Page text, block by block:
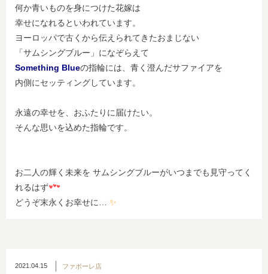
何か青いものを身につけた花嫁は
幸せになれるといわれています。
ヨーロッパで古くから伝えられてきたおまじない
「サムシングブルー」になぞらえて
Something Blueの指輪には、青く澄んだサファイアを
内側にセッティングしています。
永遠の幸せを、おふたりに届けたい。
そんな思いを込めた指輪です。
お二人の輝く未来を サムシングブルーがいつまでも見守ってく
れるはず
どうぞ末永くお幸せに… ✨
2021.04.15 ファボーレ店